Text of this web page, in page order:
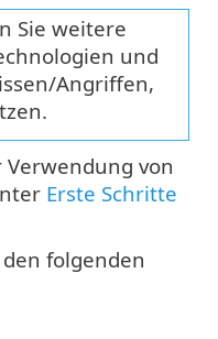
Sie weitere
und
Angriffen,
von
Erste Schritte
den folgenden